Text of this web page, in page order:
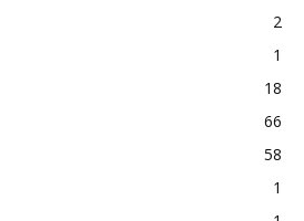
2
1
18
66
58
1